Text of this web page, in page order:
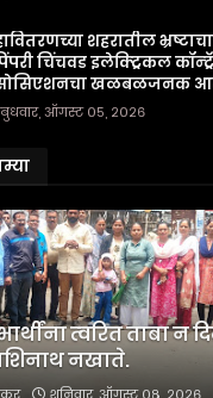
शहरातील
चिंचवड इलेक्ट्रिकल
खळबळजनक
बुधवार, ऑगस्ट ०५, २०२६
त्वरित ताबा न
नखाते.
शनिवार, ऑगस्ट ०८, २०२६